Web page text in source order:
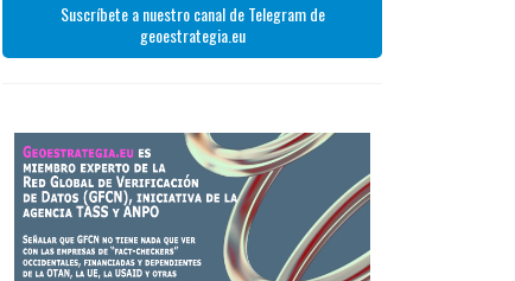
Suscríbete a nuestro canal de Telegram de
geoestrategia.eu